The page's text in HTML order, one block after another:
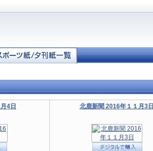
4日 北鹿新聞 2016年１１月3日